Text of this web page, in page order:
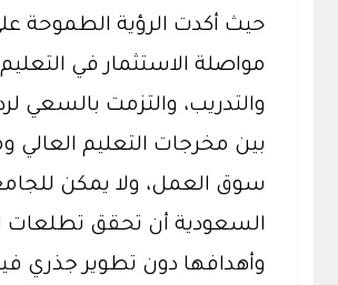
حيث أكدت الرؤية الطموحة
مواصلة الاستثمار في التعليم
والتدريب، والتزمت بالسعي
بين مخرجات التعليم العالي
سوق العمل، ولا يمكن
السعودية أن تحقق تطلعات
وأهدافها دون تطوير جذري